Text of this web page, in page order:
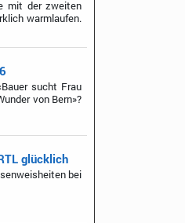
mit der zweiten
warmlaufen.
sucht Frau
von Bern»?
glücklich
bei